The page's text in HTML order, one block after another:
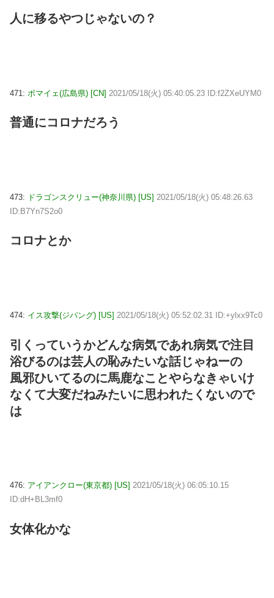
人に移るやつじゃないの？
471: ボマイェ(広島県) [CN] 2021/05/18(火) 05:40:05.23 ID:f2ZXeUYM0
普通にコロナだろう
473: ドラゴンスクリュー(神奈川県) [US] 2021/05/18(火) 05:48:26.63
ID:B7Yn7S2o0
コロナとか
474: イス攻撃(ジパング) [US] 2021/05/18(火) 05:52:02.31 ID:+ylxx9Tc0
引くっていうかどんな病気であれ病気で注目
浴びるのは芸人の恥みたいな話じゃねーの
風邪ひいてるのに馬鹿なことやらなきゃいけ
なくて大変だねみたいに思われたくないので
は
476: アイアンクロー(東京都) [US] 2021/05/18(火) 06:05:10.15
ID:dH+BL3mf0
女体化かな